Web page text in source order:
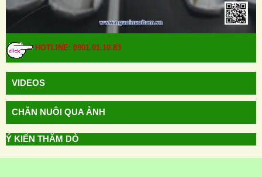
HOTLINE: 0901.01.10.83
VIDEOS
CHĂN NUÔI QUA ẢNH
Ý KIẾN THĂM DÒ